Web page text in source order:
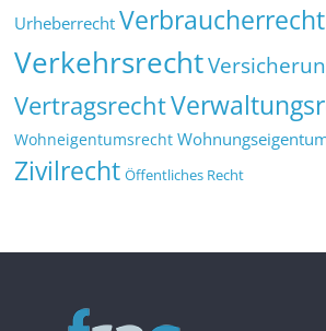
Urheberrecht Verbraucherrecht
Verkehrsrecht
Vertragsrecht
Wohneigentumsrecht
Zivilrecht Öffentliches Recht